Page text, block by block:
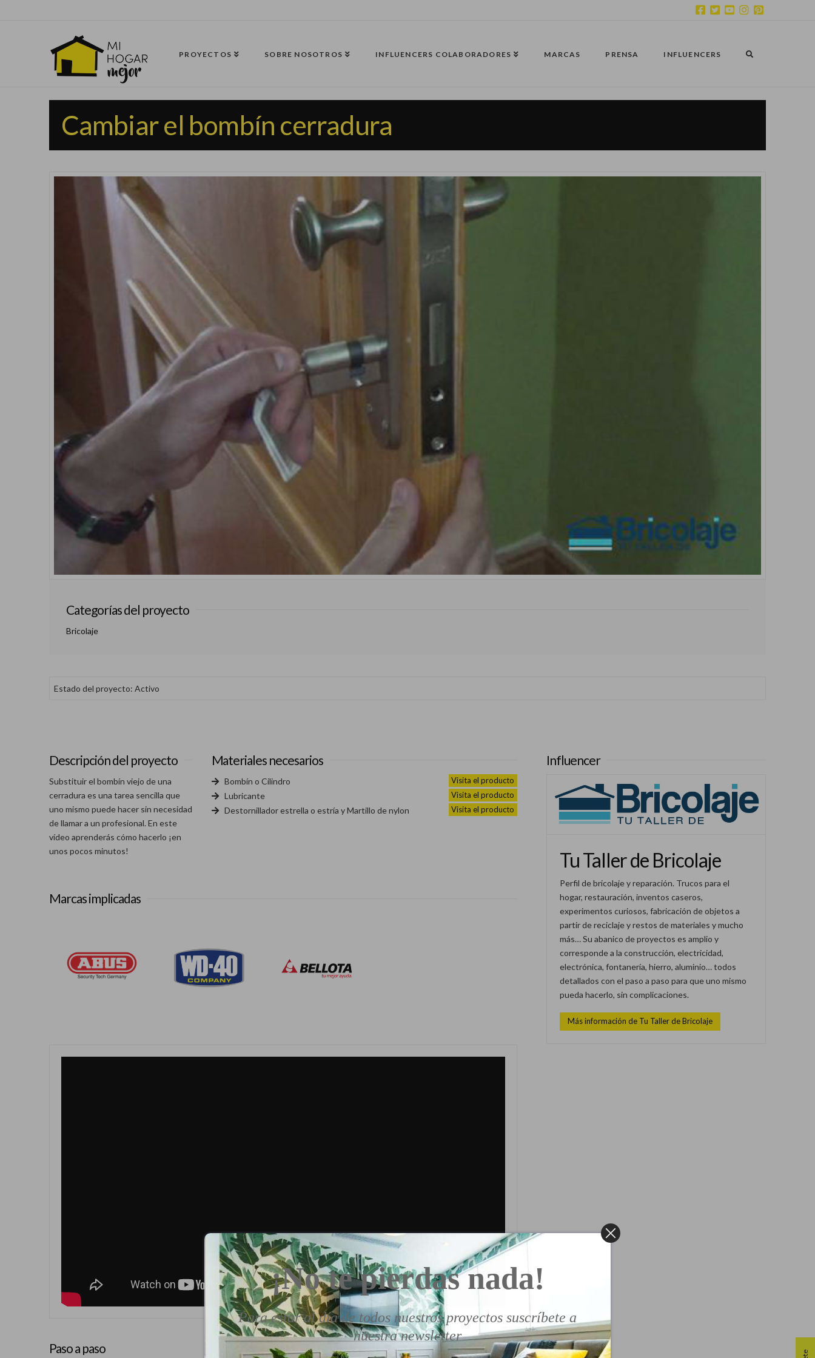
PROYECTOS SOBRE NOSOTROS INFLUENCERS COLABORADORES MARCAS PRENSA INFLUENCERS
Cambiar el bombín cerradura
Categorías del proyecto
Bricolaje
Estado del proyecto: Activo
Descripción del proyecto
Substituir el bombín viejo de una
cerradura es una tarea sencilla que
uno mismo puede hacer sin necesidad
de llamar a un profesional. En este
vídeo aprenderás cómo hacerlo ¡en
unos pocos minutos!
Materiales necesarios
Bombín o Cilindro Visita el producto
Lubricante Visita el producto
Destornillador estrella o estría y Martillo de nylon Visita el producto
Marcas implicadas
Paso a paso
Influencer
Tu Taller de Bricolaje
Perfil de bricolaje y reparación. Trucos para el
hogar, restauración, inventos caseros,
experimentos curiosos, fabricación de objetos a
partir de reciclaje y restos de materiales y mucho
más… Su abanico de proyectos es amplio y
corresponde a la construcción, electricidad,
electrónica, fontanería, hierro, aluminio… todos
detallados con el paso a paso para que uno mismo
pueda hacerlo, sin complicaciones.
Más información de Tu Taller de Bricolaje
¡No te pierdas nada!
Para estar al día de todos nuestros proyectos suscríbete a
nuestra newsletter